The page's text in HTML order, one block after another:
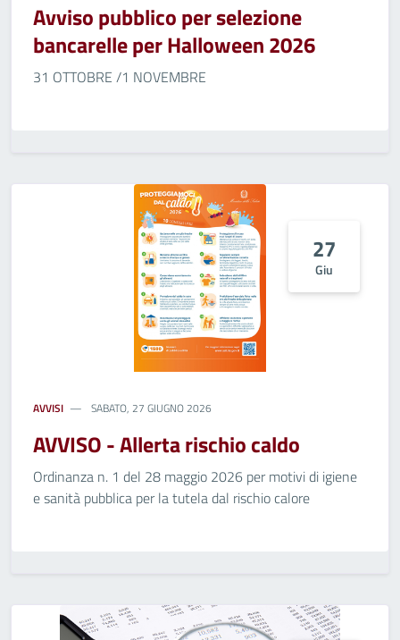
Avviso pubblico per selezione
bancarelle per Halloween 2026
31 OTTOBRE /1 NOVEMBRE
27
Giu
AVVISI SABATO, 27 GIUGNO 2026
AVVISO - Allerta rischio caldo
Ordinanza n. 1 del 28 maggio 2026 per motivi di igiene
e sanità pubblica per la tutela dal rischio calore